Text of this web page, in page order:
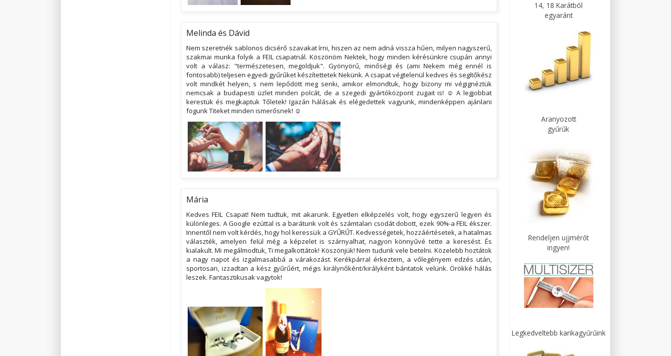
Melinda és Dávid
Nem szeretnék sablonos dicsérő szavakat írni, hiszen az nem adná vissza hűen, milyen nagyszerű,
szakmai munka folyik a FEIL csapatnál. Köszönöm Nektek, hogy minden kérésünkre csupán annyi
volt a válasz: "természetesen, megoldjuk". Gyönyörű, minőségi és (ami Nekem még ennél is
fontosabb) teljesen egyedi gyűrűket készítettetek Nekünk. A csapat végtelenül kedves és segítőkész
volt mindkét helyen, s nem lepődött meg senki, amikor elmondtuk, hogy bizony mi végignéztük
nemcsak a budapesti üzlet minden polcát, de a szegedi gyártóközpont zugait is! ☺ A legjobbat
kerestük és megkaptuk Tőletek! Igazán hálásak és elégedettek vagyunk, mindenképpen ajánlani
fogunk Titeket minden ismerősnek! ☺
Mária
Kedves FEIL Csapat! Nem tudtuk, mit akarunk. Egyetlen elképzelés volt, hogy egyszerű legyen és
különleges. A Google ezúttal is a barátunk volt és számtalan csodát dobott, ezek 90%-a FEIL ékszer.
Innentől nem volt kérdés, hogy hol keressük a GYŰRŰT. Kedvességetek, hozzáértésetek, a hatalmas
választék, amelyen felül még a képzelet is szárnyalhat, nagyon könnyűvé tette a keresést. És
kialakult. Mi megálmodtuk, Ti megalkottátok! Köszönjük! Nem tudunk vele betelni. Közelebb hoztátok
a nagy napot és izgalmasabbá a várakozást. Kerékpárral érkeztem, a vőlegényem edzés után,
sportosan, izzadtan a kész gyűrűért, mégis királynőként/királyként bántatok velünk. Örökké hálás
leszek. Fantasztikusak vagytok!
14, 18 Karátból
egyaránt
Aranyozott
gyűrűk
Rendeljen ujjmérőt
ingyen!
Legkedveltebb karikagyűrűink